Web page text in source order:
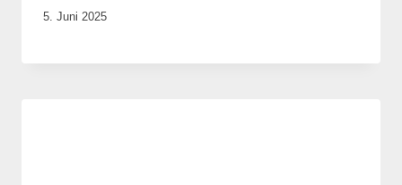
Von
Tengler
5. Juni 2025